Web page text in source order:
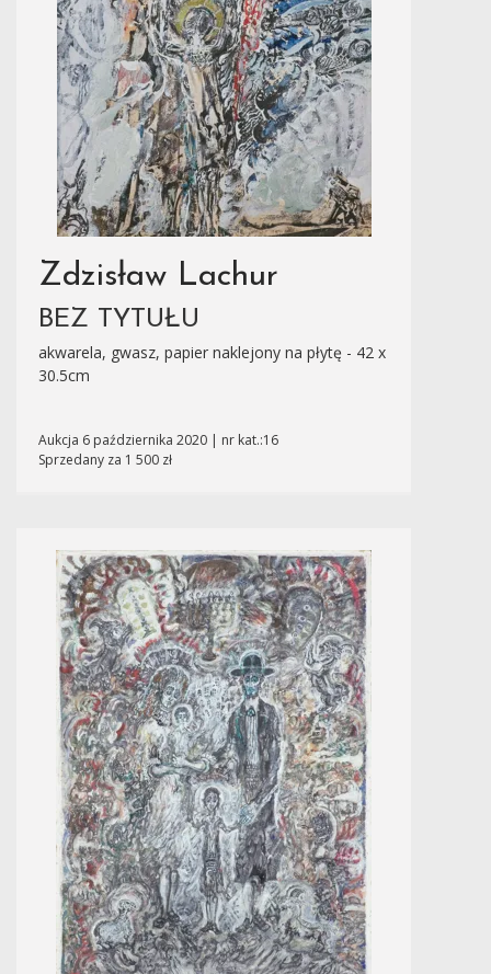
Zdzisław Lachur
BEZ TYTUŁU
akwarela, gwasz, papier naklejony na płytę - 42 x
30.5cm
Aukcja 6 października 2020 | nr kat.:16
Sprzedany za 1 500 zł